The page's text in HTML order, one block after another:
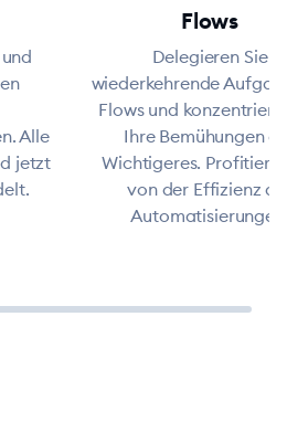
Alle
jetzt
Flows
Delegieren Sie
wiederkehrende
Flows und
Ihre Bemühungen
Wichtigeres.
von der Effizienz